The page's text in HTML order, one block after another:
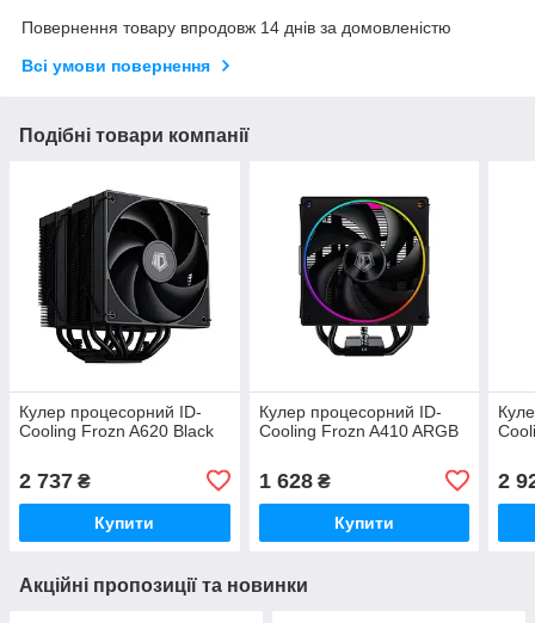
Повернення товару впродовж 14 днів за домовленістю
Всі умови повернення
Подібні товари компанії
Кулер процесорний ID-
Cooling Frozn A620 Black
2 737 ₴
Купити
Кулер процесорний ID-
Cooling Frozn A410 ARGB
1 628₴
Купити
2
Акційні пропозиції та новинки